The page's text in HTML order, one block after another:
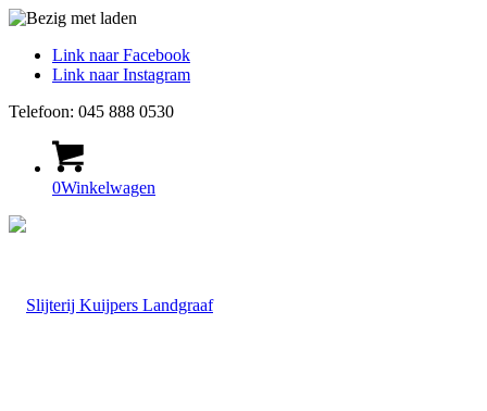
Link naar Facebook
Link naar Instagram
Telefoon: 045 888 0530
0Winkelwagen